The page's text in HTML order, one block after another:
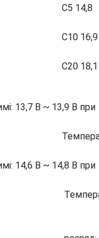
13,7 В ~ 13,9 В при
14,6 В ~ 14,8 В при